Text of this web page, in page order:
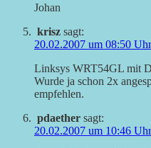
Johan
krisz sagt:
20.02.2007 um 08:50 Uhr
Linksys WRT54GL mit
Wurde ja schon 2x
empfehlen.
pdaether sagt:
20.02.2007 um 10:46 Uhr